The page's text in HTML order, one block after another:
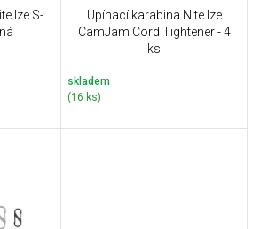
Ize S-
Upínací karabina Nite Ize
CamJam Cord Tightener - 4
ks
skladem
(16 ks)